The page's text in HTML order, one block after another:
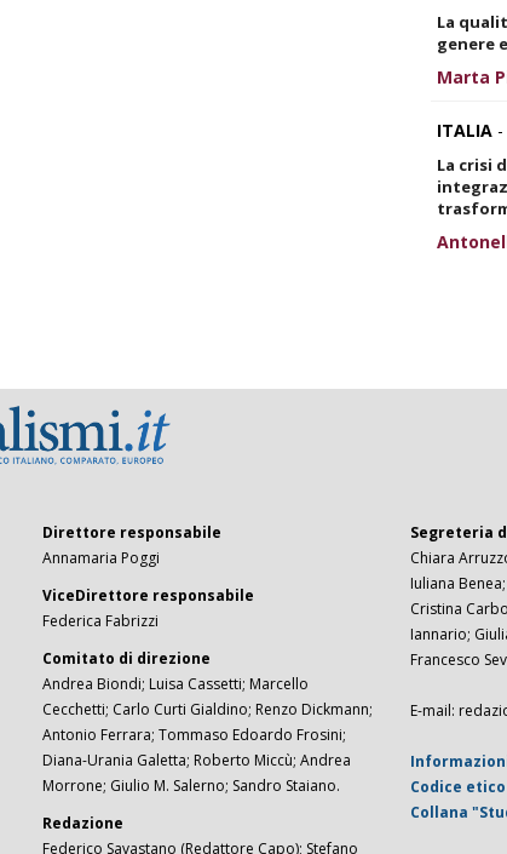
La
genere
Marta
ITALIA
La crisi
Direttore responsabile
Annamaria Poggi
ViceDirettore responsabile
Federica Fabrizzi
Comitato di direzione
Andrea Biondi; Luisa Cassetti; Marcello
Cecchetti; Carlo Curti Gialdino; Renzo Dickmann;
Antonio Ferrara; Tommaso Edoardo Frosini;
Diana-Urania Galetta; Roberto Miccù; Andrea
Morrone; Giulio M. Salerno; Sandro Staiano.
Redazione
Federico Savastano (Redattore Capo); Stefano
Segreteria
Chiara
Iuliana
Cristina
Iannario;
Francesco
E-mail:
Codice etico
Collana